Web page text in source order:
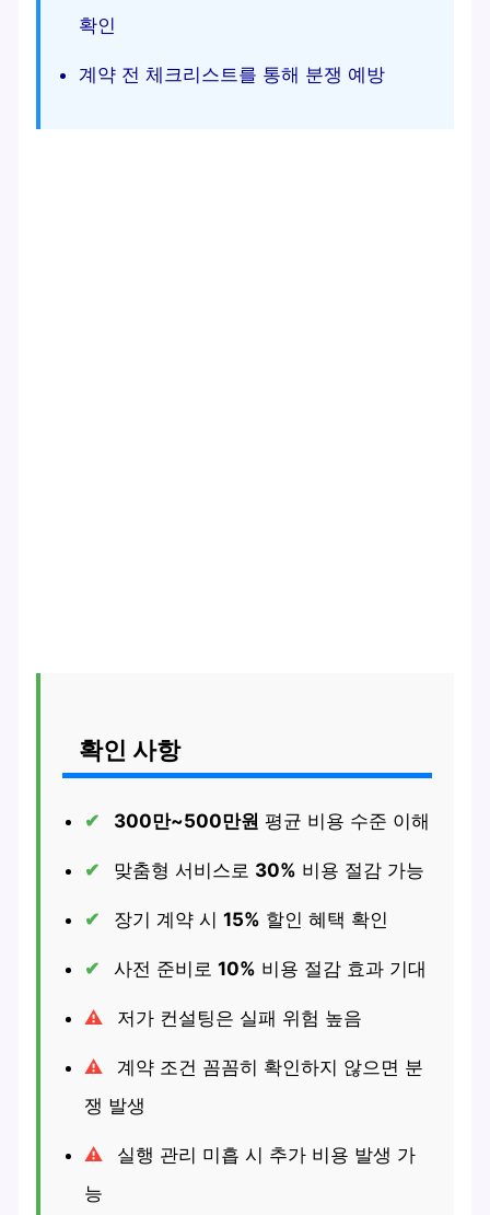
확인
계약 전 체크리스트를 통해 분쟁 예방
확인 사항
300만~500만원 평균 비용 수준 이해
맞춤형 서비스로 30% 비용 절감 가능
장기 계약 시15% 할인 혜택 확인
사전 준비로10% 비용 절감 효과 기대
저가 컨설팅은 실패 위험 높음
계약 조건 꼼꼼히 확인하지 않으면 분
쟁 발생
실행 관리 미흡 시 추가 비용 발생 가
능